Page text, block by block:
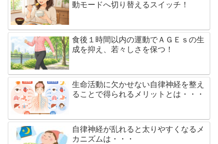
動モードへ切り替えるスイッチ！
食後１時間以内の運動でＡＧＥｓの生
成を抑え、若々しさを保つ！
生命活動に欠かせない自律神経を整え
ることで得られるメリットとは・・・
自律神経が乱れると太りやすくなるメ
カニズムは・・・